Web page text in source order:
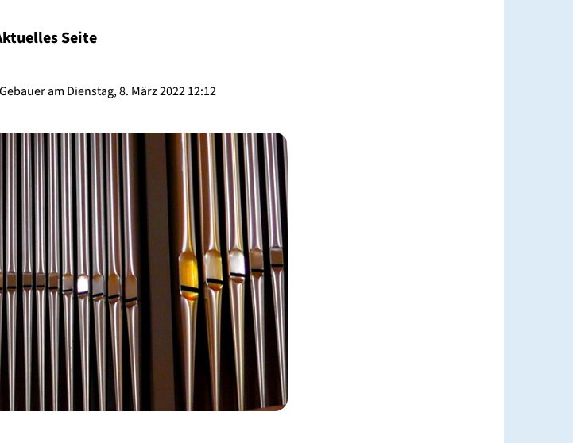
Seite
am Dienstag, 8. März 2022 12:12